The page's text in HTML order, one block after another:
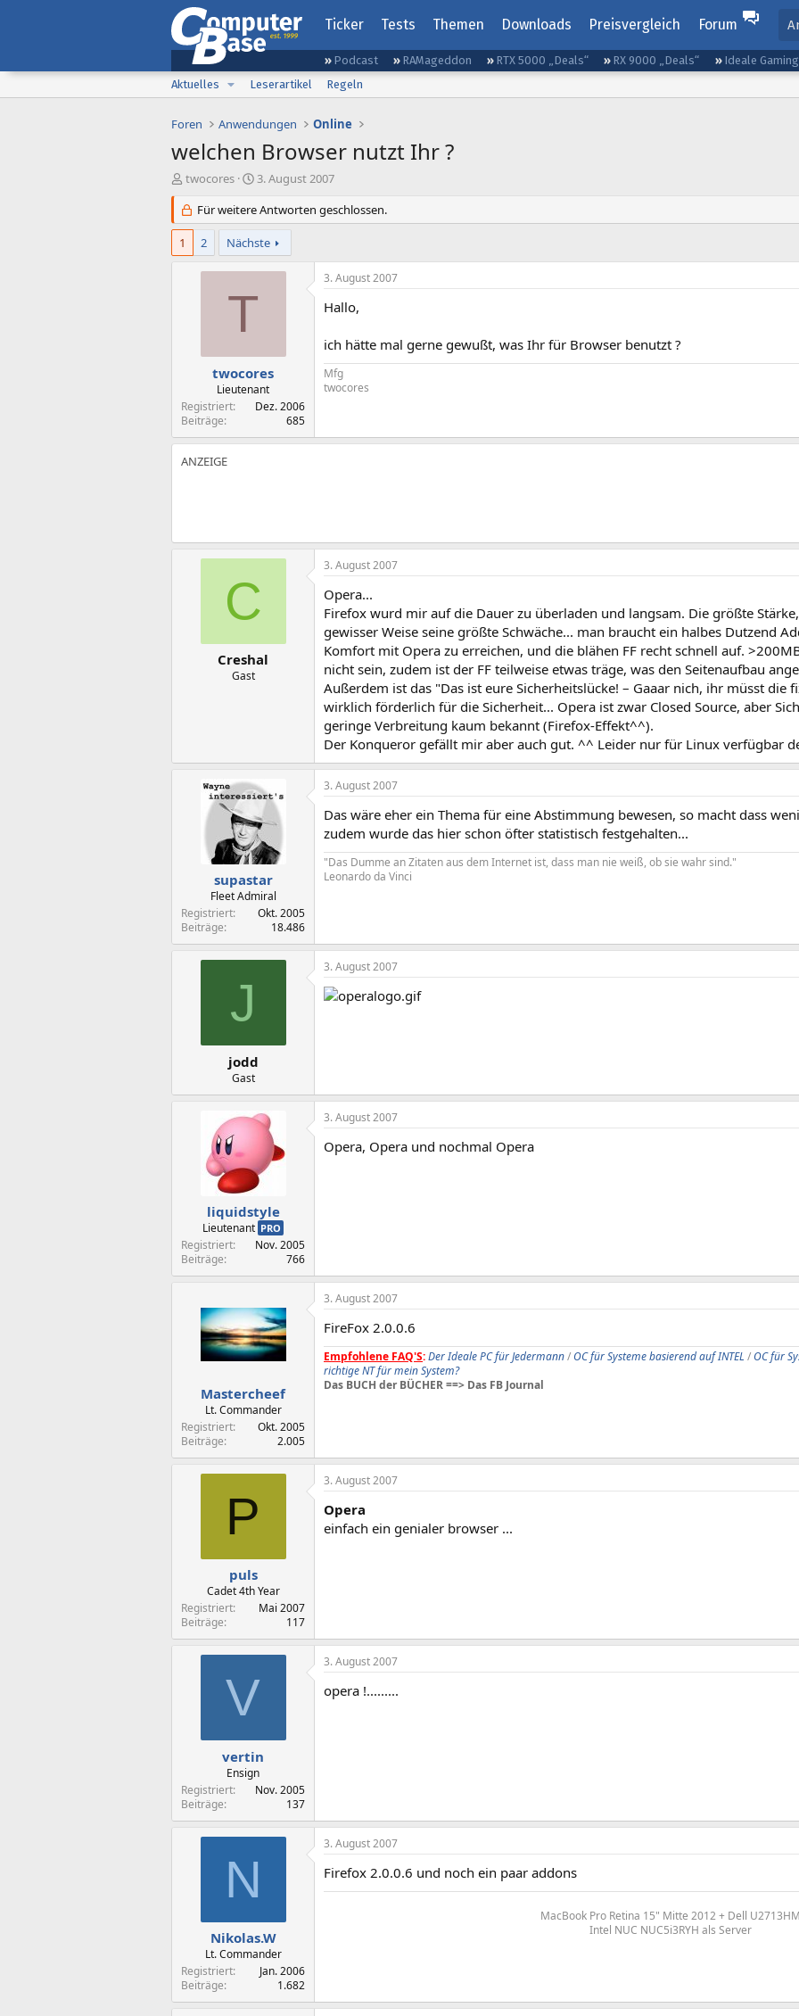
Ticker Tests Themen Downloads Preisvergleich Forum
Podcast RAMageddon RTX 5000 „Deals“ RX 9000 „Deals“ Ideale
Aktuelles
Leserartikel Regeln
Foren Anwendungen Online
welchen Browser nutzt Ihr ?
E
s
t
l
twocores
E
s
t
e
l
l
a
3. August 2007
Für weitere Antworten geschlossen.
1 2 Nächste
T
twocores
Lieutenant
Registriert
Dez. 2006
Beiträge
685
3. August 2007
Hallo,
ich hätte mal gerne gewußt, was Ihr für Browser benutzt ?
Mfg
twocores
C
Creshal
Gast
3. August 2007
Opera...
Firefox wurd mir auf die Dauer zu überladen und langsam. Die größte
gewisser Weise seine größte Schwäche... man braucht ein halbes Dutzend
Komfort mit Opera zu erreichen, und die blähen FF recht schnell auf.
nicht sein, zudem ist der FF teilweise etwas träge, was den Seitenaufbau
Außerdem ist das "Das ist eure Sicherheitslücke! – Gaaar nich, ihr müsst die
wirklich förderlich für die Sicherheit... Opera ist zwar Closed Source, aber
geringe Verbreitung kaum bekannt (Firefox-Effekt^^).
Der Konqueror gefällt mir aber auch gut. ^^ Leider nur für Linux verfügbar
supastar
Fleet Admiral
Registriert
Okt. 2005
Beiträge
18.486
3. August 2007
Das wäre eher ein Thema für eine Abstimmung bewesen, so macht dass
zudem wurde das hier schon öfter statistisch festgehalten...
"Das Dumme an Zitaten aus dem Internet ist, dass man nie weiß, ob sie wahr sind."
Leonardo da Vinci
J
jodd
Gast
3. August 2007
liquidstyle
Lieutenant PRO
Registriert
Nov. 2005
Beiträge
766
3. August 2007
Opera, Opera und nochmal Opera
Mastercheef
Lt. Commander
Registriert
Okt. 2005
Beiträge
2.005
3. August 2007
FireFox 2.0.0.6
Empfohlene FAQ'S:Der Ideale PC für Jedermann/OC für Systeme basierend auf INTEL /OC für
richtige NT für mein System?
Das BUCH der BÜCHER ==> Das FB Journal
P
puls
Cadet 4th Year
Registriert
Mai 2007
Beiträge
117
3. August 2007
Opera
einfach ein genialer browser ...
V
vertin
Ensign
Registriert
Nov. 2005
Beiträge
137
3. August 2007
opera !.........
N
Nikolas.W
Lt. Commander
Registriert
Jan. 2006
Beiträge
1.682
3. August 2007
Firefox 2.0.0.6 und noch ein paar addons
MacBook Pro Retina 15" Mitte 2012 + Dell U2713HM
Intel NUC NUC5i3RYH als Server